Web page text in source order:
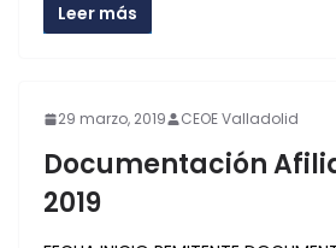
Leer más
29 marzo, 2019 CEOE Valladolid
Documentación
2019